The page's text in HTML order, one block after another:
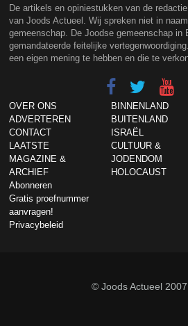
De artikels en opiniestukken van de
van Joods Actueel. Wij spreken niet in
gemeenschap. De Joodse gemeenschap in
gemandateerde feitelijke
een eigen mening te hebben en die te
OVER ONS
ADVERTEREN
CONTACT
LAATSTE
MAGAZINE &
ARCHIEF
Abonneren
Gratis proefnummer
aanvragen!
Privacybeleid
BINNENLAND
BUITENLAND
ISRAËL
CULTUUR &
JODENDOM
HOLOCAUST
© Joods Actueel